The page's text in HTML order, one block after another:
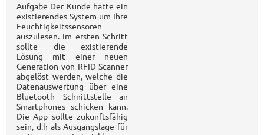
Aufgabe Der Kunde hatte ein
existierendes System um Ihre
Feuchtigkeitssensoren
auszulesen. Im ersten Schritt
sollte die existierende
Lösung mit einer neuen
Generation von RFID-Scanner
abgelöst werden, welche die
Datenauswertung über eine
Bluetooth Schnittstelle an
Smartphones schicken kann.
Die App sollte zukunftsfähig
sein, d.h als Ausgangslage für